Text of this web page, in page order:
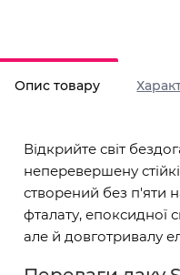
Опис товару
Відкрийте світ
неперевершену
створений без п'яти
фталату, епоксидної
але й довготривалу